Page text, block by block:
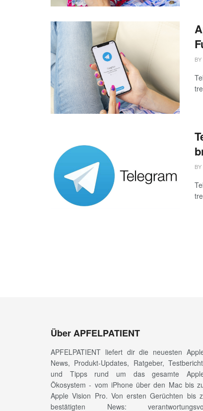
BY
BY
Über APFELPATIENT
APFELPATIENT liefert dir die neuesten
News, Produkt-Updates, Ratgeber,
und Tipps rund um das gesamte
Ökosystem - vom iPhone über den Mac bis
Apple Vision Pro. Von ersten Gerüchten bis
bestätigten News: